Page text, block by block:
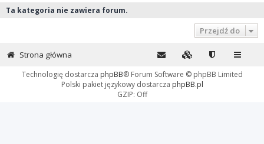
Ta kategoria nie zawiera forum.
Przejdź do
Strona główna
Technologię dostarcza phpBB® Forum Software © phpBB Limited
Polski pakiet językowy dostarcza phpBB.pl
GZIP: Off